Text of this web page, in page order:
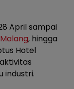
April sampai
Malang, hingga
Hotel
industri.